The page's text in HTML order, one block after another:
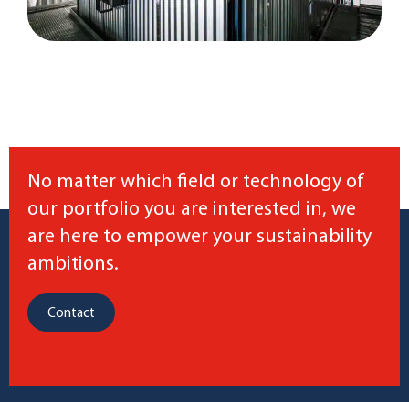
No matter which field or technology of
our portfolio you are interested in, we
are here to empower your sustainability
ambitions.
Contact